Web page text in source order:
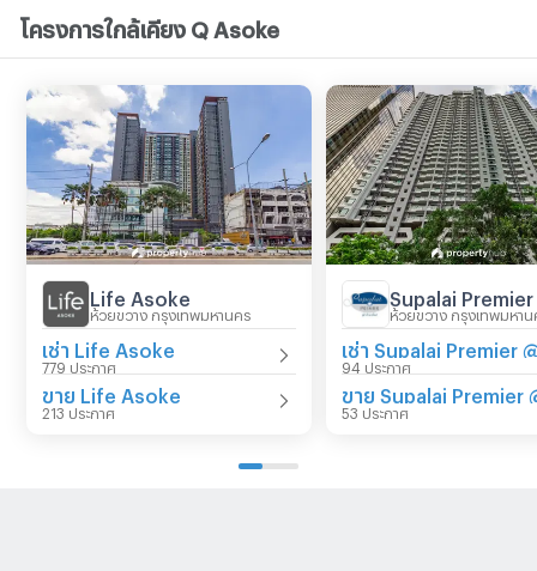
โครงการใกล้เคียง Q Asoke
Life Asoke
ห้วยขวาง กรุงเทพมหานคร
เช่า Life Asoke
779 ประกาศ
ขาย Life Asoke
213 ประกาศ
ห้วยขวาง กรุงเทพมหาน
94 ประกาศ
53 ประกาศ